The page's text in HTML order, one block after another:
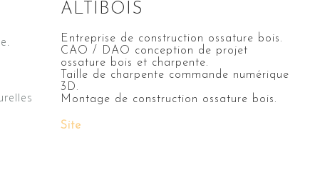
ALTIBOIS
Entreprise de construction ossature bois.
CAO / DAO conception de projet
ossature bois et charpente.
Taille de charpente commande numérique
3D.
Montage de construction ossature bois.
Site